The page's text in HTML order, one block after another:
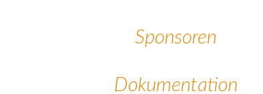
Sponsoren
Dokumentation